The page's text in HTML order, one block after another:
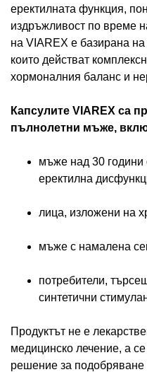
еректилната функция,
издръжливост по време
на VIAREX е базирана на
които действат
хормоналния баланс и
Капсулите VIAREX са
пълнолетни мъже,
мъже над 30 години
еректилна
лица, изложени на
мъже с намалена
потребители,
синтетични
Продуктът не е
медицинско лечение, а
решение за подобряване